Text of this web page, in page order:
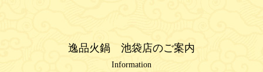
逸品火鍋 池袋店のご案内
Information